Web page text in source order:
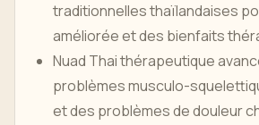
traditionnelles thaïlandaises
améliorée et des bienfaits
Nuad Thai thérapeutique
problèmes musculo-
et des problèmes de douleur